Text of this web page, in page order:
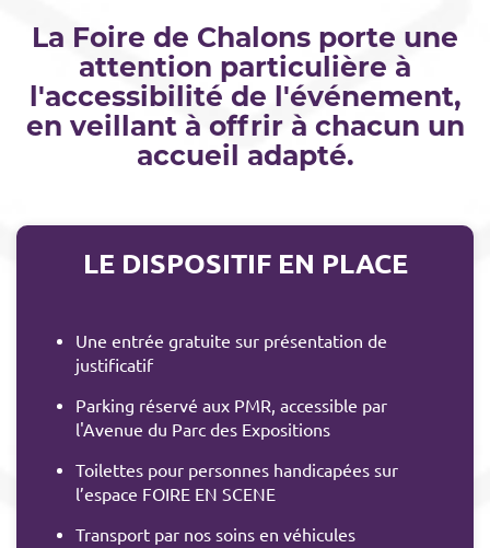
La Foire de Chalons porte une
attention particulière à
l'accessibilité de l'événement,
en veillant à offrir à chacun un
accueil adapté.
LE DISPOSITIF EN PLACE
Une entrée gratuite sur présentation de
justificatif
Parking réservé aux PMR, accessible par
l'Avenue du Parc des Expositions
Toilettes pour personnes handicapées sur
l’espace FOIRE EN SCENE
Transport par nos soins en véhicules